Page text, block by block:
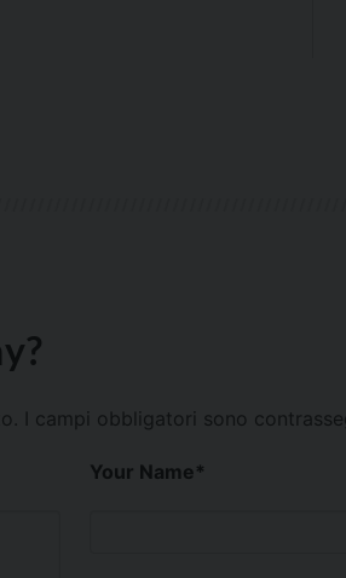
I campi obbligatori sono
Your Name*